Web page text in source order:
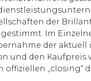
der
Im
der
und den Kaufpreis
„closing“